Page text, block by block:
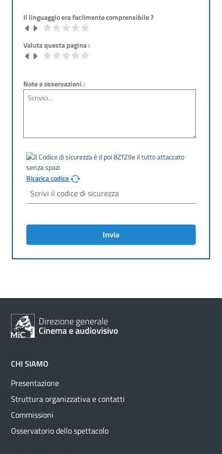
Il linguaggio era facilmente comprensibile ?
Valuta questa pagina :
Note e osservazioni :
Ricarica codice
Invia
Direzione generale
Cinema e audiovisivo
CHI SIAMO
Presentazione
Struttura organizzativa e contatti
Commissioni
Osservatorio dello spettacolo